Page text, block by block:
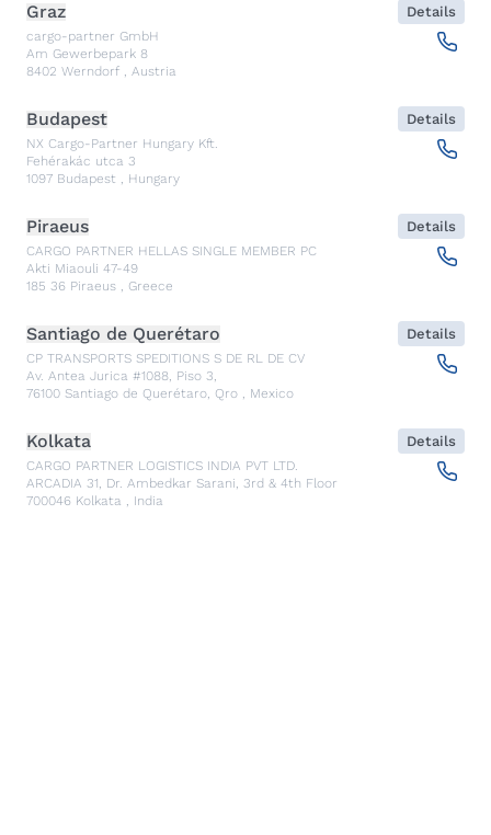
Graz
cargo-partner GmbH
Am Gewerbepark 8
8402 Werndorf , Austria
Details
Budapest
NX Cargo-Partner Hungary Kft.
Fehérakác utca 3
1097 Budapest , Hungary
Details
Piraeus
CARGO PARTNER HELLAS SINGLE MEMBER PC
Akti Miaouli 47-49
185 36 Piraeus , Greece
Details
Santiago de Querétaro
CP TRANSPORTS SPEDITIONS S DE RL DE CV
Av. Antea Jurica #1088, Piso 3,
76100 Santiago de Querétaro, Qro , Mexico
Details
Kolkata
CARGO PARTNER LOGISTICS INDIA PVT LTD.
ARCADIA 31, Dr. Ambedkar Sarani, 3rd & 4th Floor
700046 Kolkata , India
Details